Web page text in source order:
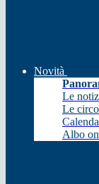
Novità
Le
Le
Albo